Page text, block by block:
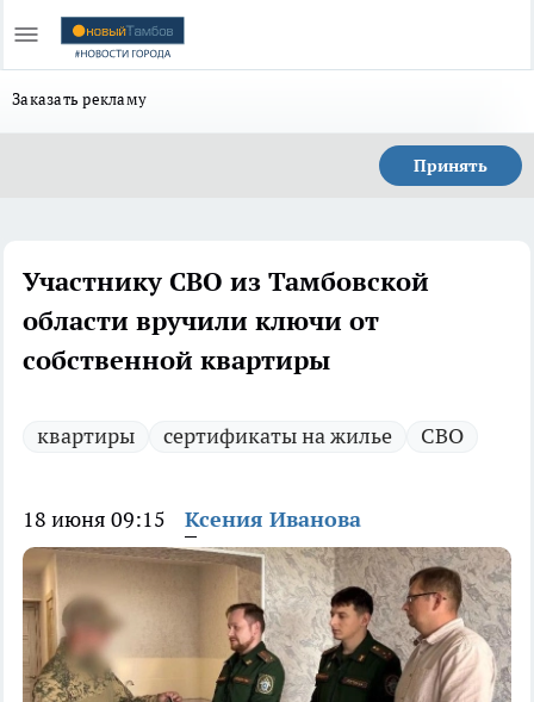
Заказать рекламу
Принять
Участнику СВО из Тамбовской
области вручили ключи от
собственной квартиры
квартиры сертификаты на жилье СВО
18 июня 09:15 Ксения Иванова